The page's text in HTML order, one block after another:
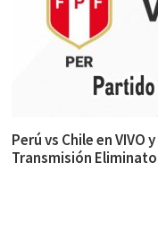
Perú vs Chile en VIVO
Transmisión